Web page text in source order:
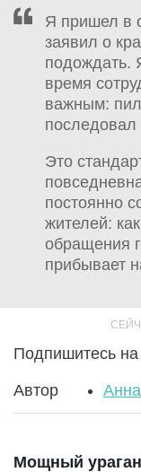
Я пришел в
заявил о
подождать.
время
важным:
последовал
Это
постоянно
жителей:
обращения
прибывает
Подпишитесь
Автор
Мощный